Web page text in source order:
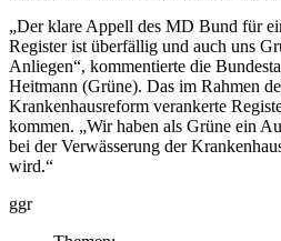
„Der klare Appell des MD Bund für
Register ist überfällig und auch uns
Anliegen“, kommentierte die
Heitmann (Grüne). Das im Rahmen
Krankenhausreform verankerte
kommen. „Wir haben als Grüne ein
bei der Verwässerung der
wird.“
ggr